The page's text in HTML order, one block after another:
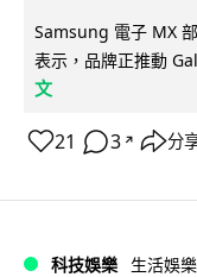
Samsung 電子 MX
表示，品牌正推動
文
21 3 ↗ 分
科技娛樂 生活娛樂